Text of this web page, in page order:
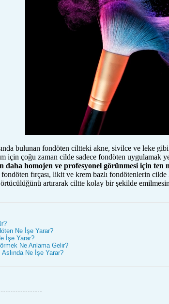
bulunan fondöten ciltteki akne, sivilce ve leke
için çoğu zaman cilde sadece fondöten uygulamak
daha homojen ve profesyonel görünmesi için ten
fondöten fırçası, likit ve krem bazlı fondötenlerin
artırarak ciltte kolay bir şekilde
Ne İşe Yarar?
İşe Yarar?
Ne Anlama Gelir?
Ne İşe Yarar?